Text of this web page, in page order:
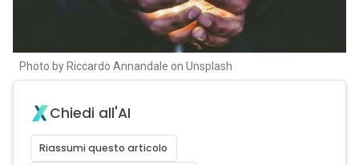
Photo by Riccardo Annandale on Unsplash
Chiedi all'AI
Riassumi questo articolo